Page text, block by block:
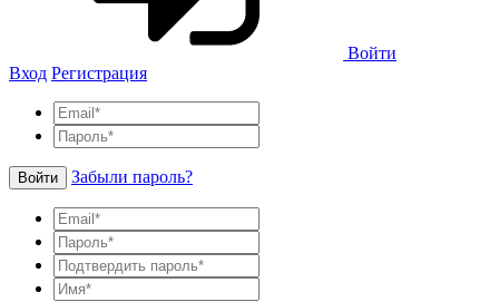
Войти
Вход Регистрация
Войти Забыли пароль?